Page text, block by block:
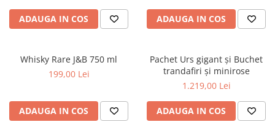
ADAUGA IN COS ADAUGA IN COS
Whisky Rare J&B 750 ml
199,00 Lei
ADAUGA IN COS
Pachet Urs gigant și Buchet
trandafiri și minirose
1.219,00 Lei
ADAUGA IN COS